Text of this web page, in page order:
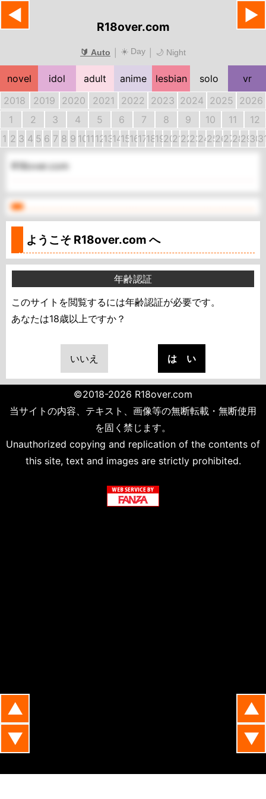
R18over.com
🔰 Auto ☀️ Day 🌙 Night
novel idol adult anime lesbian solo
vr
2018
2019 2020 2021 2022 2023 2024 2025 2026
1
2 3 4 5 6 7 8 9 10 11
12
1 2 3 4 5 6 7 8 9 1011 12131415161718192021222324252627282930
R18over.com
ようこそ R18over.com へ
年齢認証
このサイトを閲覧するには年齢認証が必要です。
あなたは18歳以上ですか？
いいえ は い
©2018-2026 R18over.com
当サイトの内容、テキスト、画像等の無断転載・無断使用
を固く禁じます。
Unauthorized copying and replication of the contents of
this site, text and images are strictly prohibited.
◀ ▶
▲
▲
▼
▼